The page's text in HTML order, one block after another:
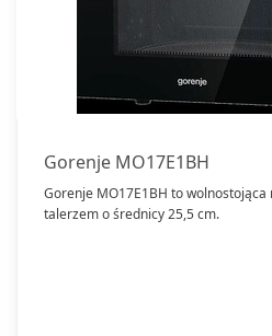
Kuchenki mikrofalowe
Maszynki do mielenia mięsa
Młynki do kawy
Odkurzacze
Gorenje MO17E1BH
Gorenje MO17E1BH to
talerzem o średnicy 25,5 cm.